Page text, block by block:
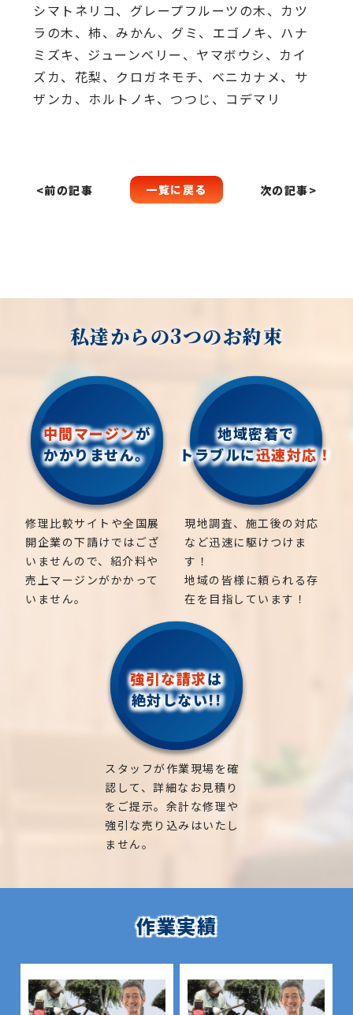
シマトネリコ、 グレープフルーツの木、カツ
ラの木、柿、みかん、グミ、 エゴノキ、ハナ
ミズキ、ジューンベリー、ヤマボウシ、カイ
ズカ、 花梨、クロガネモチ、ベニカナメ、サ
ザンカ、ホルトノキ、 つつじ、コデマリ
<前の記事 一覧に戻る 次の記事>
私達からの3つのお約束
中間マージンが
かかりません。
修理比較サイトや全国展
開企業の下請けではござ
いませんので、紹介料や
売上マージンがかかって
いません。
地域密着で
トラブルに迅速対応！
現地調査、施工後の対応
など迅速に駆けつけま
す！
地域の皆様に頼られる存
在を目指しています！
強引な請求は
絶対しない!!
スタッフが作業現場を確
認して、詳細なお見積り
をご提示。余計な修理や
強引な売り込みはいたし
ません。
作業実績